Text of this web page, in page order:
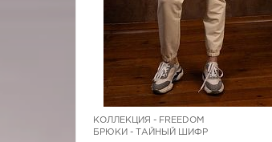
КОЛЛЕКЦИЯ - FREEDOM
БРЮКИ - ТАЙНЫЙ ШИФР